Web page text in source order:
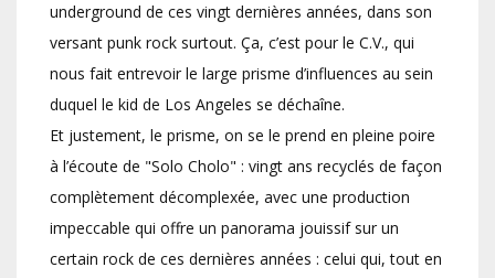
underground de ces vingt dernières années, dans son
versant punk rock surtout. Ça, c’est pour le C.V., qui
nous fait entrevoir le large prisme d’influences au sein
duquel le kid de Los Angeles se déchaîne.
Et justement, le prisme, on se le prend en pleine poire
à l’écoute de "Solo Cholo" : vingt ans recyclés de façon
complètement décomplexée, avec une production
impeccable qui offre un panorama jouissif sur un
certain rock de ces dernières années : celui qui, tout en